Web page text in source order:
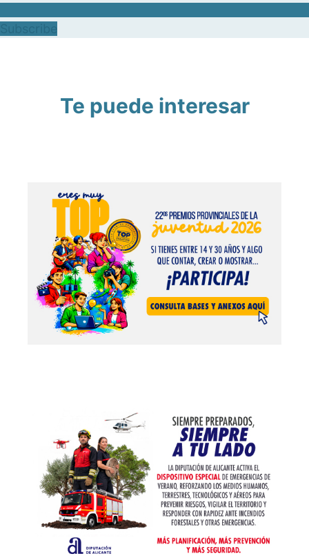
Te puede interesar